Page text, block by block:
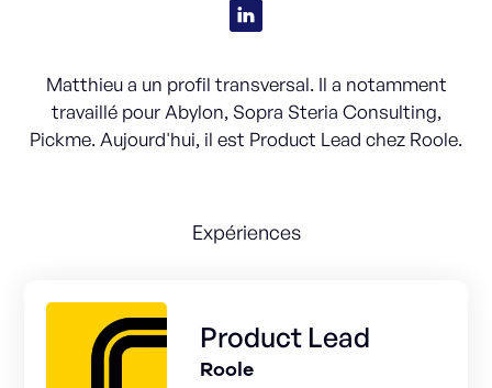
Matthieu a un profil transversal. Il a notamment
travaillé pour Abylon, Sopra Steria Consulting,
Pickme. Aujourd'hui, il est Product Lead chez Roole.
Expériences
Product Lead
Roole